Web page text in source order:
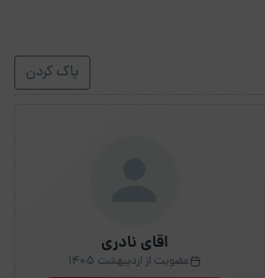
پاک کردن
اقای نادری
عضویت از اردیبهشت 1405